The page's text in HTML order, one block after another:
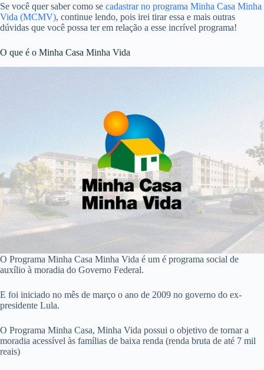
Se você quer saber como se cadastrar no programa Minha Casa Minha
Vida (MCMV), continue lendo, pois irei tirar essa e mais outras
dúvidas que você possa ter em relação a esse incrível programa!
O que é o Minha Casa Minha Vida
O Programa Minha Casa Minha Vida é um é programa social de
auxílio à moradia do Governo Federal.
E foi iniciado no mês de março o ano de 2009 no governo do ex-
presidente Lula.
O Programa Minha Casa, Minha Vida possui o objetivo de tornar a
moradia acessível às famílias de baixa renda (renda bruta de até 7 mil
reais)